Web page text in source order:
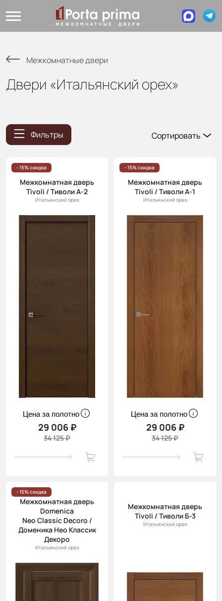
Межкомнатные двери
Двери «Итальянский орех»
Фильтры
Сортировать
Цена
(возр.)
Цена (убыв.)
новинки
- 15% скидка
Межкомнатная дверь
Tivoli / Тиволи А-2
Итальянский орех
Цена за полотно
29 006 ₽
34 125 ₽
- 15% скидка
Межкомнатная дверь
Tivoli / Тиволи А-1
Итальянский орех
Цена за полотно
29 006 ₽
34 125 ₽
- 15% скидка
Межкомнатная дверь
Domenica
Neo Classic Decoro /
Доменика Нео Классик
Декоро
Итальянский орех
Межкомнатная дверь
Tivoli / Тиволи Б-3
Итальянский орех